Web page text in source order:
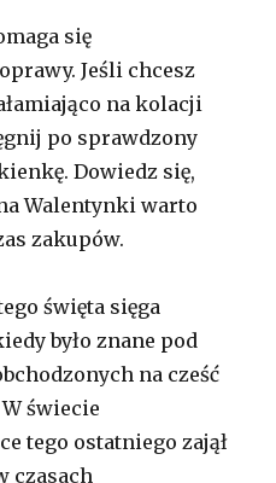
się
Jeśli chcesz
na kolacji
po sprawdzony
Dowiedz się,
Walentynki warto
zakupów.
święta sięga
było znane pod
na cześć
świecie
tego ostatniego zajął
czasach